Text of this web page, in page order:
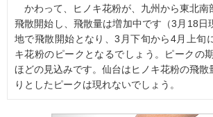
かわって、ヒノキ花粉が、九州から東北南
飛散開始し、飛散量は増加中です（3月18日
地で飛散開始となり、3月下旬から4月上旬
キ花粉のピークとなるでしょう。ピークの
ほどの見込みです。仙台はヒノキ花粉の飛散
りとしたピークは現れないでしょう。